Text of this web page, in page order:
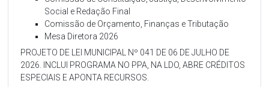
Social e Redação Final
Comissão de Orçamento, Finanças e Tributação
Mesa Diretora 2026
PROJETO DE LEI MUNICIPAL Nº 041 DE 06 DE JULHO DE
2026. INCLUI PROGRAMA NO PPA, NA LDO, ABRE CRÉDITOS
ESPECIAIS E APONTA RECURSOS.